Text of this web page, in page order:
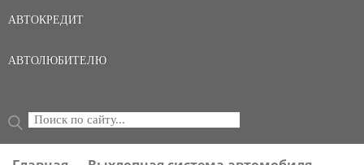
АВТОКРЕДИТ
АВТОЛЮБИТЕЛЮ
ФОРМА ПОИСКА
Поиск